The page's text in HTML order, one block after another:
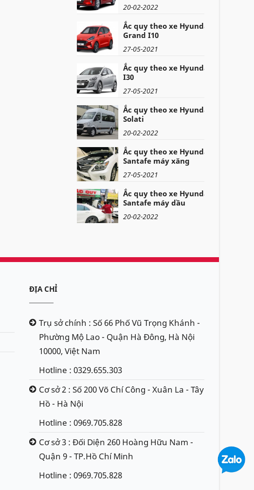
20-02-2022
Ắc quy theo xe Hyundai
Grand I10
27-05-2021
Ắc quy theo xe Hyundai
I30
27-05-2021
Ắc quy theo xe Hyundai
Solati
20-02-2022
Ắc quy theo xe Hyundai
Santafe máy xăng
27-05-2021
Ắc quy theo xe Hyundai
Santafe máy dầu
20-02-2022
ĐỊA CHỈ
Trụ sở chính : Số 66 Phố Vũ Trọng Khánh -
Phường Mộ Lao - Quận Hà Đông, Hà Nội
10000, Việt Nam
Hotline : 0329.655.303
Cơ sở 2 : Số 200 Võ Chí Công - Xuân La - Tây
Hồ - Hà Nội
Hotline : 0969.705.828
Cơ sở 3 : Đối Diện 260 Hoàng Hữu Nam -
Quận 9 - TP.Hồ Chí Minh
Hotline : 0969.705.828